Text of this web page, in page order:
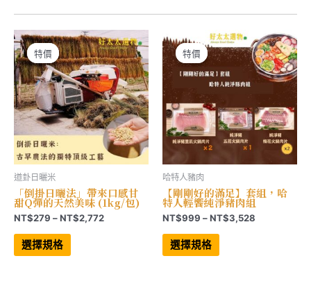
特價
特價
道卦日曬米
「倒掛日曬法」帶來口感甘
甜Q彈的天然美味 (1kg/包)
NT$279 –NT$2,772價
選擇規格
此
品
特價
特價
哈特人豬肉
【剛剛好的滿足】套組，哈
特人輕饗純淨豬肉組
NT$999 –NT$3,528
選擇規格
此
品